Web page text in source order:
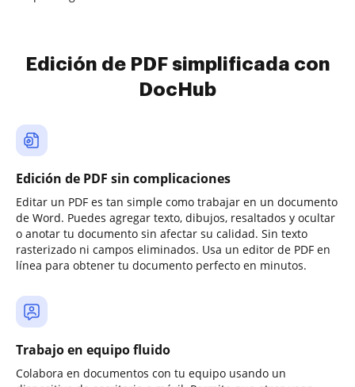
Edición de PDF simplificada con
DocHub
Edición de PDF sin complicaciones
Editar un PDF es tan simple como trabajar en un documento
de Word. Puedes agregar texto, dibujos, resaltados y ocultar
o anotar tu documento sin afectar su calidad. Sin texto
rasterizado ni campos eliminados. Usa un editor de PDF en
línea para obtener tu documento perfecto en minutos.
Trabajo en equipo fluido
Colabora en documentos con tu equipo usando un